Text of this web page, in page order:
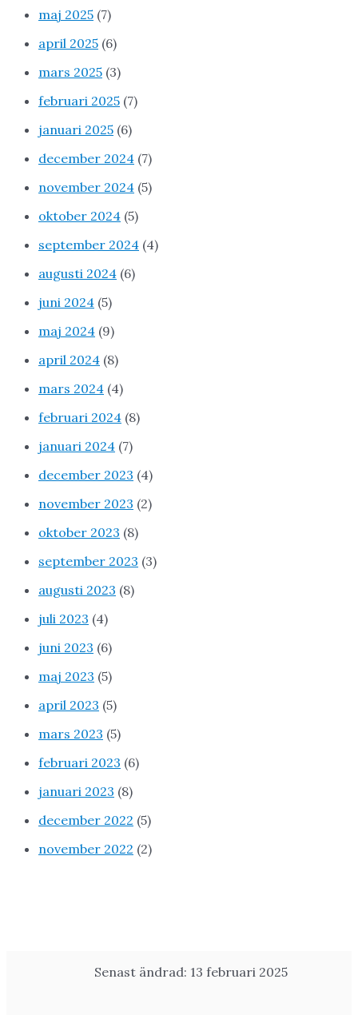
maj 2025 (7)
april 2025 (6)
mars 2025 (3)
februari 2025 (7)
januari 2025 (6)
december 2024 (7)
november 2024 (5)
oktober 2024 (5)
september 2024 (4)
augusti 2024 (6)
juni 2024 (5)
maj 2024 (9)
april 2024 (8)
mars 2024 (4)
februari 2024 (8)
januari 2024 (7)
december 2023 (4)
november 2023 (2)
oktober 2023 (8)
september 2023 (3)
augusti 2023 (8)
juli 2023 (4)
juni 2023 (6)
maj 2023 (5)
april 2023 (5)
mars 2023 (5)
februari 2023 (6)
januari 2023 (8)
december 2022 (5)
november 2022 (2)
Senast ändrad: 13 februari 2025